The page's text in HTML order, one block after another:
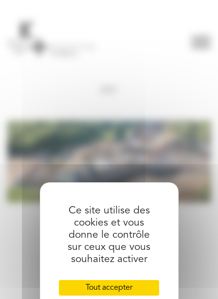
partager l’article
Ce site utilise des
cookies et vous
donne le contrôle
sur ceux que vous
souhaitez activer
Tout accepter